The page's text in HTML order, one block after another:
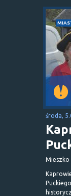
środa,
Mieszko